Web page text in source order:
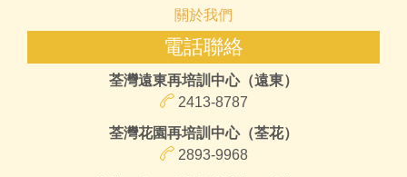
關於我們
電話聯絡
荃灣遠東再培訓中心（遠東）
2413-8787
荃灣花園再培訓中心（荃花）
2893-9968